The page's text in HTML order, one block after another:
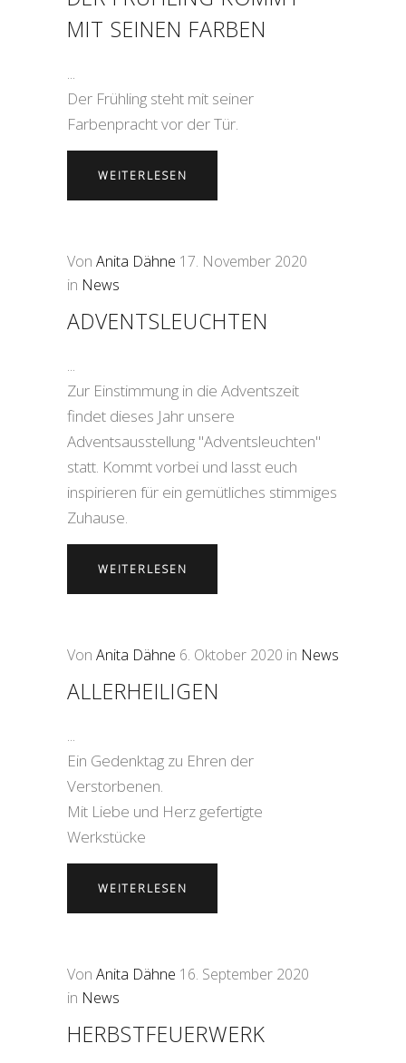
MIT SEINEN FARBEN
Der Frühling steht mit seiner
Farbenpracht vor der Tür.
WEITERLESEN
Von Anita Dähne 17. November 2020
in News
ADVENTSLEUCHTEN
Zur Einstimmung in die Adventszeit
findet dieses Jahr unsere
Adventsausstellung "Adventsleuchten"
statt. Kommt vorbei und lasst euch
inspirieren für ein gemütliches stimmiges
Zuhause.
WEITERLESEN
Von Anita Dähne 6. Oktober 2020 in News
ALLERHEILIGEN
Ein Gedenktag zu Ehren der
Verstorbenen.
Mit Liebe und Herz gefertigte
Werkstücke
WEITERLESEN
Von Anita Dähne 16. September 2020
in News
HERBSTFEUERWERK